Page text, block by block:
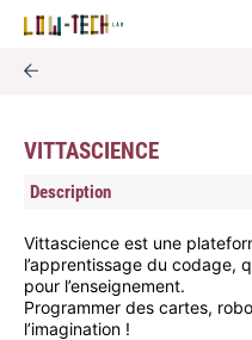
VITTASCIENCE
Description
Vittascience est une
l’apprentissage du codage,
pour l’enseignement.
Programmer des cartes,
l’imagination !